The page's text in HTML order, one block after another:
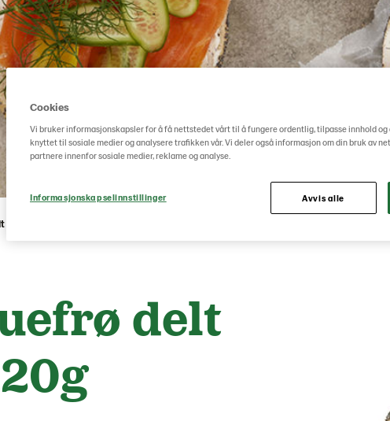
server 120g
delt
Cookies
Vi bruker informasjonskapsler for å få nettstedet vårt til å fungere ordentlig, tilpasse innhold og
knyttet til sosiale medier og analysere trafikken vår. Vi deler også informasjon om din bruk av
partnere innenfor sosiale medier, reklame og analyse.
Informasjonskapselinnstillinger Avvis alle